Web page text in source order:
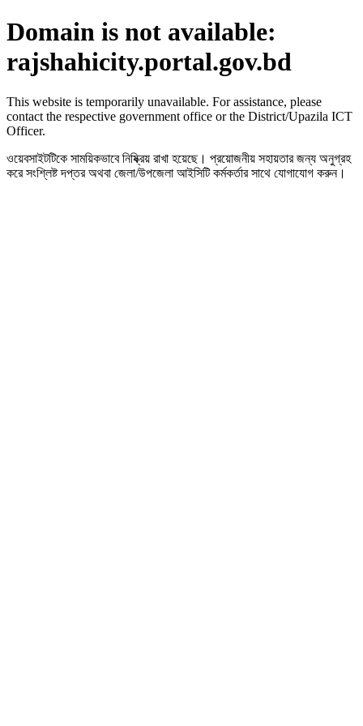
Domain is not available:
rajshahicity.portal.gov.bd
This website is temporarily unavailable. For assistance, please
contact the respective government office or the District/Upazila ICT
Officer.
ওয়েবসাইটটিকে সাময়িকভাবে নিষ্ক্রিয় রাখা হয়েছে। প্রয়োজনীয় সহায়তার জন্য অনুগ্রহ
করে সংশ্লিষ্ট দপ্তর অথবা জেলা/উপজেলা আইসিটি কর্মকর্তার সাথে যোগাযোগ করুন।